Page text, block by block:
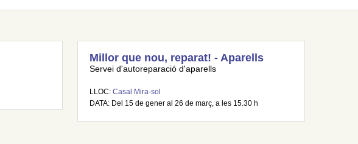
Millor que nou, reparat! - Aparells
Servei d'autoreparació d'aparells
LLOC: Casal Mira-sol
DATA: Del 15 de gener al 26 de març, a les 15.30 h